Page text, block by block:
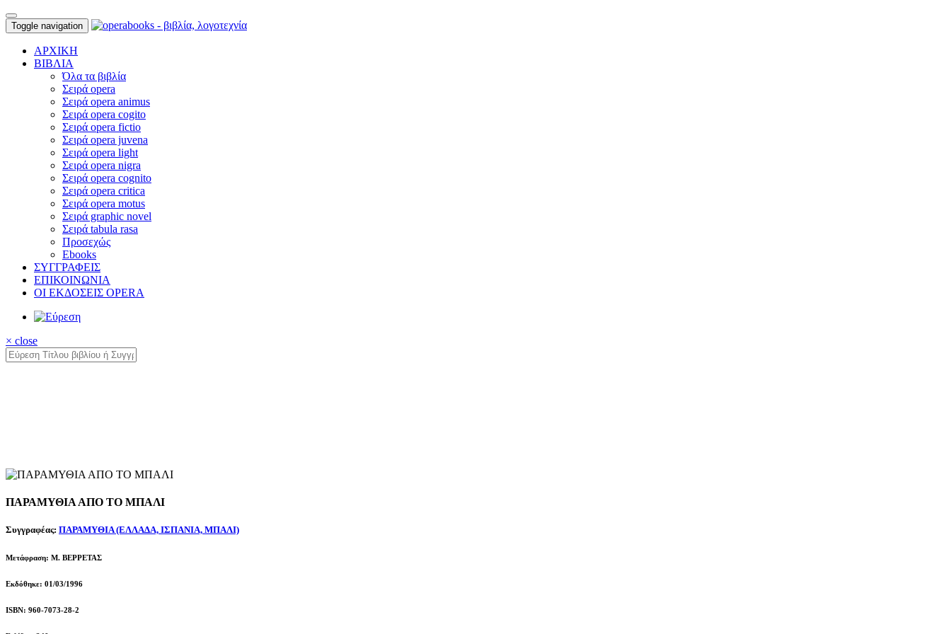
Toggle navigation
ΑΡΧΙΚΗ
ΒΙΒΛΙΑ
Όλα τα βιβλία
Σειρά opera
Σειρά opera animus
Σειρά opera cogito
Σειρά opera fictio
Σειρά opera juvena
Σειρά opera light
Σειρά opera nigra
Σειρά opera cognito
Σειρά opera critica
Σειρά opera motus
Σειρά graphic novel
Σειρά tabula rasa
Προσεχώς
Ebooks
ΣΥΓΓΡΑΦΕΙΣ
ΕΠΙΚΟΙΝΩΝΙΑ
ΟΙ ΕΚΔΟΣΕΙΣ OPERA
× close
ΠΑΡΑΜΥΘΙΑ ΑΠΟ ΤΟ ΜΠΑΛΙ
Συγγραφέας: ΠΑΡΑΜΥΘΙΑ (ΕΛΛΑΔΑ, ΙΣΠΑΝΙΑ, ΜΠΑΛΙ)
Μετάφραση: Μ. BEΡΡΕΤΑΣ
Εκδόθηκε: 01/03/1996
ISBN: 960-7073-28-2